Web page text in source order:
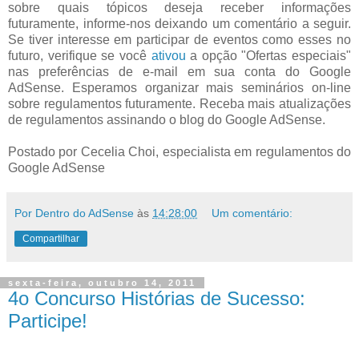
sobre quais tópicos deseja receber informações
futuramente, informe-nos deixando um comentário a seguir.
Se tiver interesse em participar de eventos como esses no
futuro, verifique se você ativou a opção "Ofertas especiais"
nas preferências de e-mail em sua conta do Google
AdSense. Esperamos organizar mais seminários on-line
sobre regulamentos futuramente. Receba mais atualizações
de regulamentos assinando o blog do Google AdSense.
Postado por Cecelia Choi, especialista em regulamentos do
Google AdSense
Por Dentro do AdSense às 14:28:00 Um comentário:
Compartilhar
sexta-feira, outubro 14, 2011
4o Concurso Histórias de Sucesso:
Participe!